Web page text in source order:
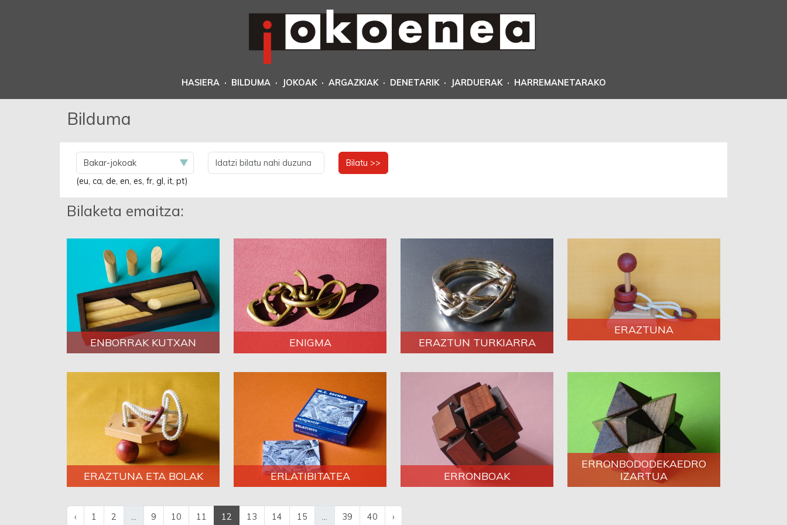
HASIERA · BILDUMA · JOKOAK · ARGAZKIAK · DENETARIK · JARDUERAK · HARREMANETARAKO
Bilduma
Bilatu >>
(eu, ca, de, en, es, fr, gl, it, pt)
Bilaketa emaitza:
ENBORRAK KUTXAN ENIGMA ERAZTUN TURKIARRA
ERAZTUNA
ERAZTUNA ETA BOLAK ERLATIBITATEA ERRONBOAK
ERRONBODODEKAEDRO
IZARTUA
‹ 1 2 9 10 11 12 13 14 15 39 40 ›